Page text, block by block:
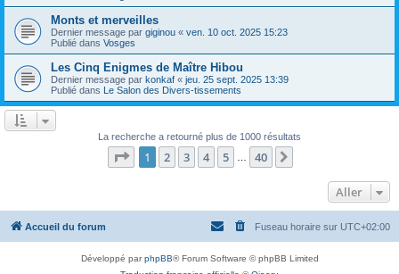
Monts et merveilles
Dernier message par giginou « ven. 10 oct. 2025 15:23
Publié dans Vosges
Les Cinq Enigmes de Maître Hibou
Dernier message par konkaf « jeu. 25 sept. 2025 13:39
Publié dans Le Salon des Divers-tissements
La recherche a retourné plus de 1000 résultats
Page 1sur40
1 2 3 4 5 40
Aller
Accueil du forum Fuseau horaire sur UTC+02:00
Développé parphpBB® Forum Software © phpBB Limited